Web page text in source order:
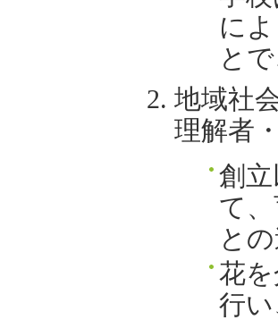
に
と
地域社
理解者
創
て
と
花
行